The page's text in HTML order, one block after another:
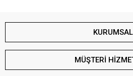
KURUMSAL
MÜŞTERİ